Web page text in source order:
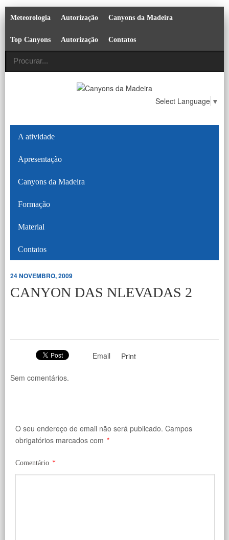
Meteorologia Autorização Canyons da Madeira
Top Canyons Autorização Contatos
Select Language ▼
A atividade
Apresentação
Canyons da Madeira
Formação
Material
Contatos
24 NOVEMBRO, 2009
CANYON DAS NLEVADAS 2
Email Print
Sem comentários.
O seu endereço de email não será publicado. Campos
obrigatórios marcados com *
Comentário *